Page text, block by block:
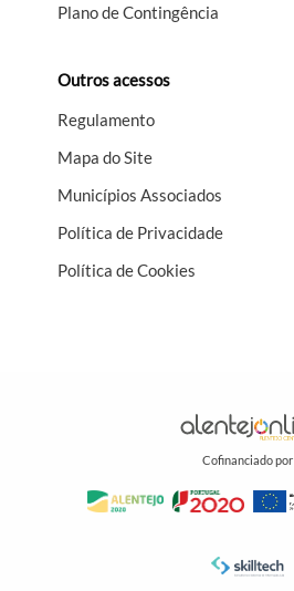
Plano de Contingência
Outros acessos
Regulamento
Mapa do Site
Municípios Associados
Política de Privacidade
Política de Cookies
Cofinanciado por